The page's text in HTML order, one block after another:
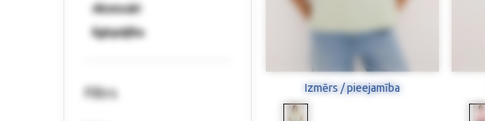
Aksesuāri
Ilgtspējība
Filtrs Izmērs / pieejamība